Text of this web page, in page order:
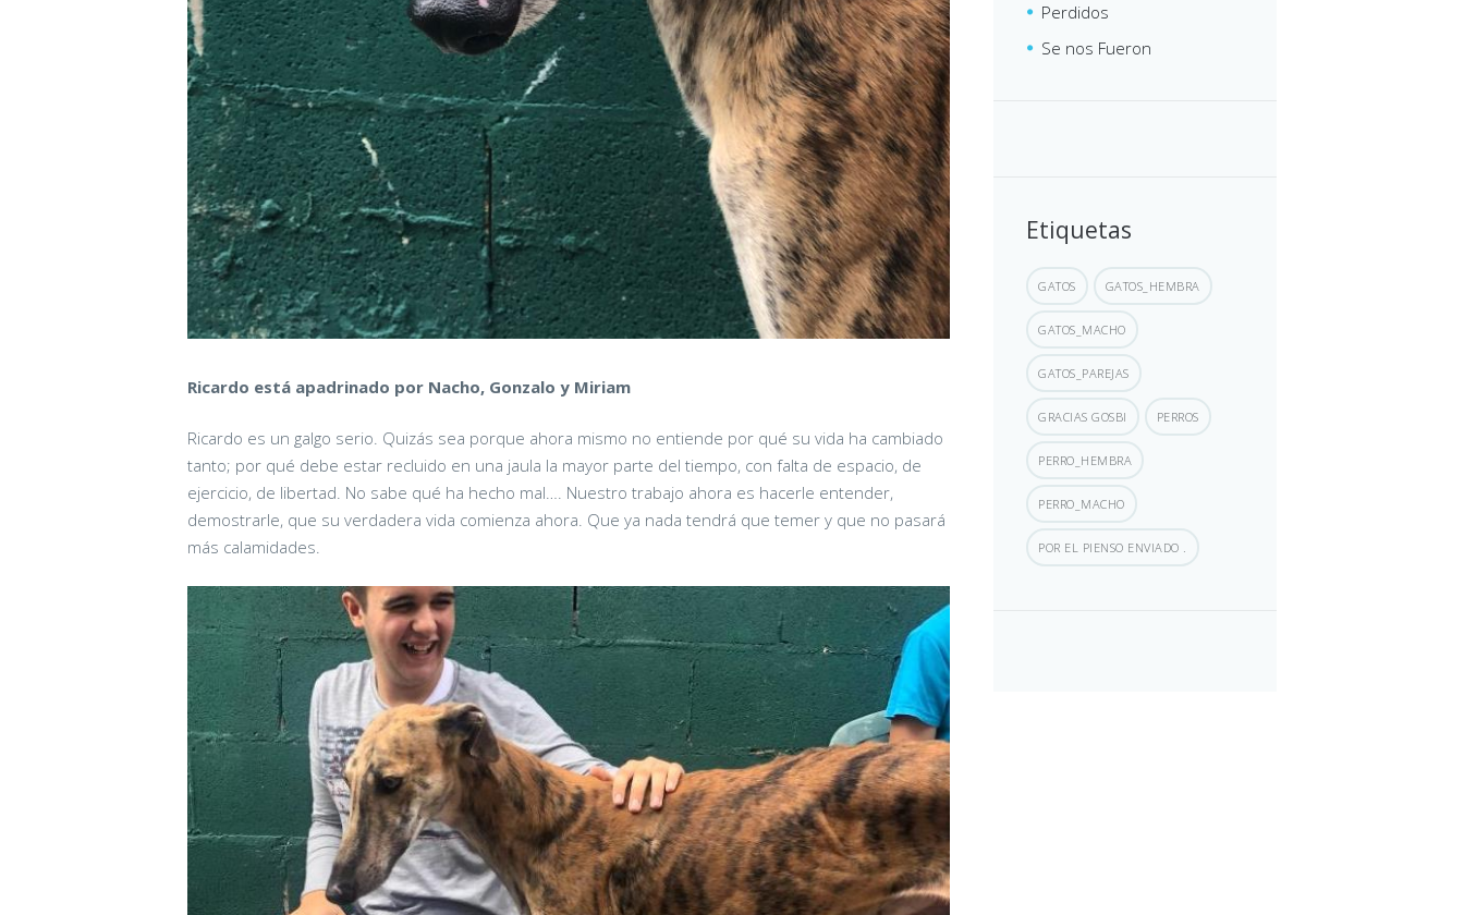
Ricardo está apadrinado por Nacho, Gonzalo y Miriam
Ricardo es un galgo serio. Quizás sea porque ahora mismo no entiende por qué su vida ha cambiado
tanto; por qué debe estar recluido en una jaula la mayor parte del tiempo, con falta de espacio, de
ejercicio, de libertad. No sabe qué ha hecho mal…. Nuestro trabajo ahora es hacerle entender,
demostrarle, que su verdadera vida comienza ahora. Que ya nada tendrá que temer y que no pasará
más calamidades.
Perdidos
Se nos Fueron
Etiquetas
GATOS GATOS_HEMBRA
GATOS_MACHO
GATOS_PAREJAS
GRACIAS GOSBI PERROS
PERRO_HEMBRA
PERRO_MACHO
POR EL PIENSO ENVIADO .